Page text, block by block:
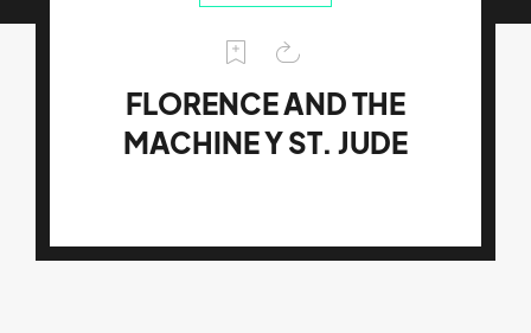
FLORENCE AND THE
MACHINE Y ST. JUDE